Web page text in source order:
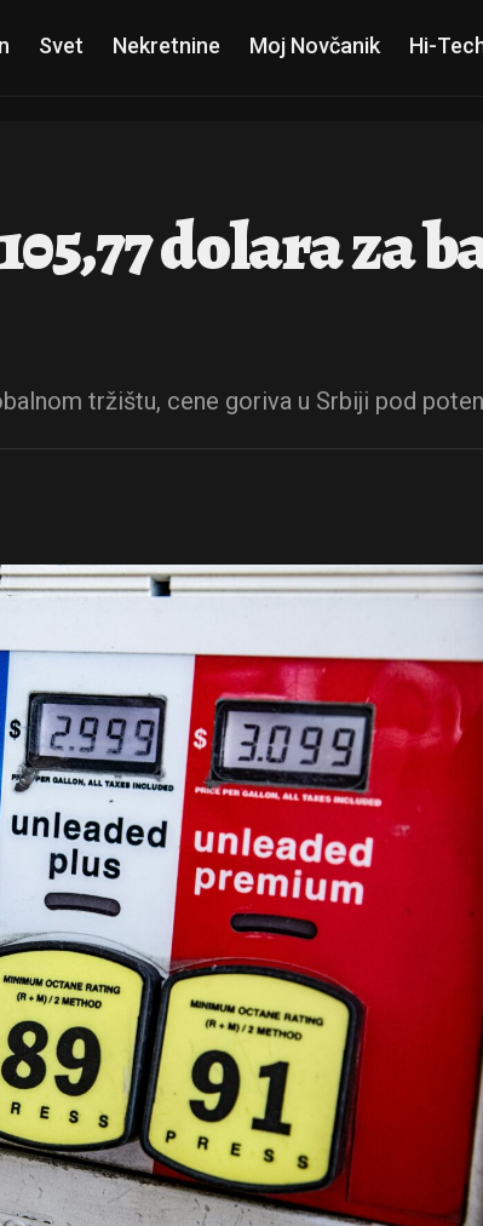
Svet Nekretnine Moj Novčanik Hi-
dolara za
tržištu, cene goriva u Srbiji pod